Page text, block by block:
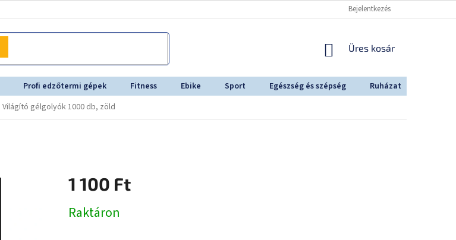
Bejelentkezés
KOSÁR
Üres kosár
Profi edzőtermi gépek Fitness Ebike Sport Egészség és szépség Ruházat
Világító gélgolyók 1000 db, zöld
1 100 Ft
Raktáron